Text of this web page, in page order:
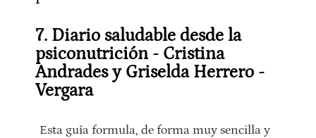
7. Diario saludable desde la
psiconutrición - Cristina
Andrades y Griselda Herrero -
Vergara
Esta guía formula, de forma muy sencilla y